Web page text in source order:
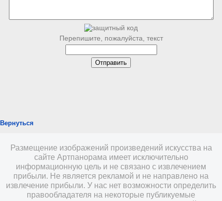
Перепишите, пожалуйста, текст
Вернуться
Размещение изображений произведений искусства на
сайте Артпанорама имеет исключительно
информационную цель и не связано с извлечением
прибыли. Не является рекламой и не направлено на
извлечение прибыли. У нас нет возможности определить
правообладателя на некоторые публикуемые